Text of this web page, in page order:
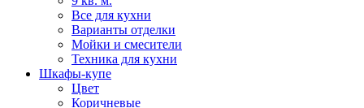
Все для кухни
Варианты отделки
Мойки и смесители
Техника для кухни
Шкафы-купе
Цвет
Коричневые